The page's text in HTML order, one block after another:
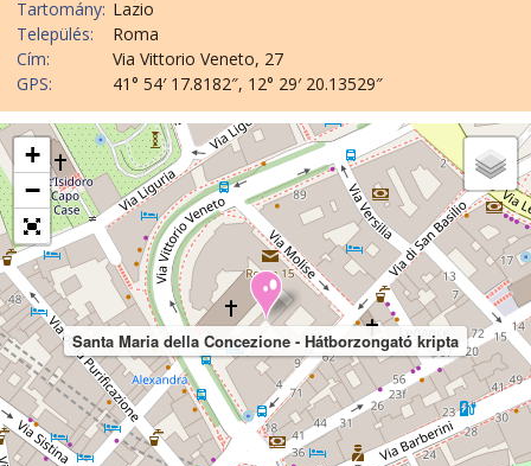
Tartomány: Lazio
Település:
Roma
Cím:
Via Vittorio Veneto, 27
GPS:
41° 54′ 17.8182″, 12° 29′ 20.13529″
Santa Maria della Concezione - Hátborzongató kripta
+
−